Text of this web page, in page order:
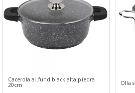
Cacerola al.fund.black alta piedra
20cm Olla